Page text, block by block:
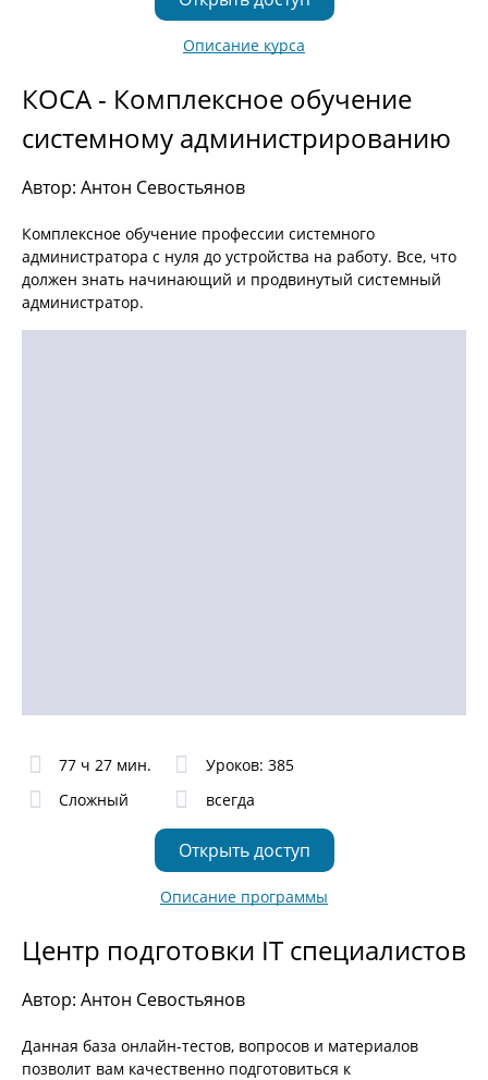
Описание курса
КОСА - Комплексное обучение
системному администрированию
Автор: Антон Севостьянов
Комплексное обучение профессии системного
администратора с нуля до устройства на работу. Все, что
должен знать начинающий и продвинутый системный
администратор.
77 ч 27 мин.
Уроков: 385
Сложный
всегда
Открыть доступ
Описание программы
Центр подготовки IT специалистов
Автор: Антон Севостьянов
Данная база онлайн-тестов, вопросов и материалов
позволит вам качественно подготовиться к